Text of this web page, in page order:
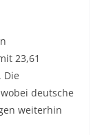
23,61
Die
deutsche
weiterhin